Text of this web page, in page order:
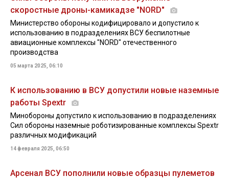
скоростные дроны-камикадзе "NORD"
Министерство обороны кодифицировало и допустило к
использованию в подразделениях ВСУ беспилотные
авиационные комплексы "NORD" отечественного
производства
05 марта 2025, 06:10
К использованию в ВСУ допустили новые наземные
работы Spextr
Минобороны допустило к использованию в подразделениях
Сил обороны наземные роботизированные комплексы Spextr
различных модификаций
14 февраля 2025, 06:50
Арсенал ВСУ пополнили новые образцы пулеметов